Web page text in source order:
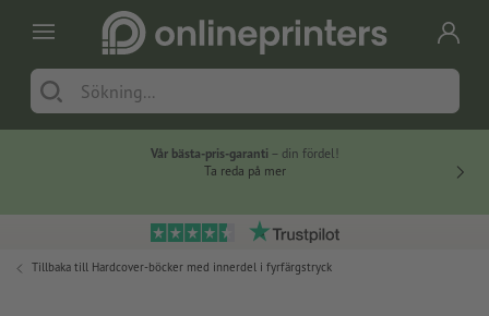
Vår bästa-pris-garanti – din fördel!
Ta reda på mer
Tillbaka till Hardcover-böcker med innerdel i fyrfärgstryck